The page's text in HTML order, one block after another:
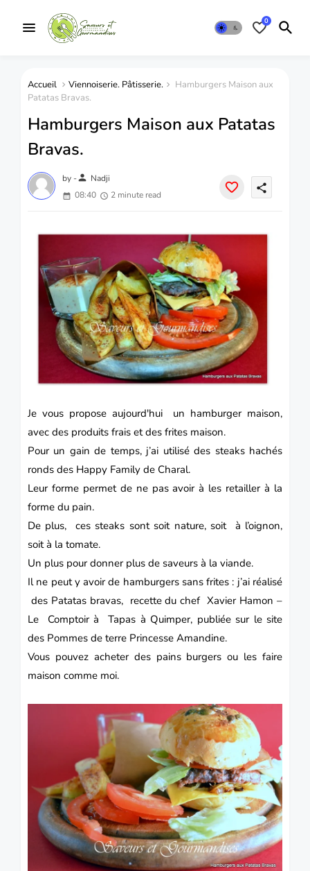
0
Accueil Viennoiserie. Pâtisserie.
Hamburgers Maison aux
Patatas Bravas.
Hamburgers Maison aux Patatas
Bravas.
by -person Nadji
08:40
2 minute read
share
Je vous propose aujourd'hui un hamburger maison,
avec des produits frais et des frites maison.
Pour un gain de temps, j’ai utilisé des steaks hachés
ronds des Happy Family de Charal.
Leur forme permet de ne pas avoir à les retailler à la
forme du pain.
De plus, ces steaks sont soit nature, soit à l’oignon,
soit à la tomate.
Un plus pour donner plus de saveurs à la viande.
Il ne peut y avoir de hamburgers sans frites : j’ai réalisé
des Patatas bravas, recette du chef Xavier Hamon –
Le Comptoir à Tapas à Quimper, publiée sur le site
des Pommes de terre Princesse Amandine.
Vous pouvez acheter des pains burgers ou les faire
maison comme moi.